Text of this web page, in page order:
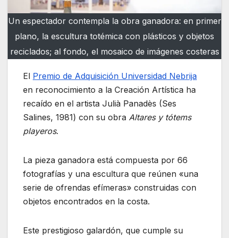
Un espectador contempla la obra ganadora: en primer
plano, la escultura totémica con plásticos y objetos
reciclados; al fondo, el mosaico de imágenes costeras
El Premio de Adquisición Universidad Nebrija
en reconocimiento a la Creación Artística ha
recaído en el artista Julià Panadès (Ses
Salines, 1981) con su obra Altares y tótems
playeros.
La pieza ganadora está compuesta por 66
fotografías y una escultura que reúnen «una
serie de ofrendas efímeras» construidas con
objetos encontrados en la costa.
Este prestigioso galardón, que cumple su